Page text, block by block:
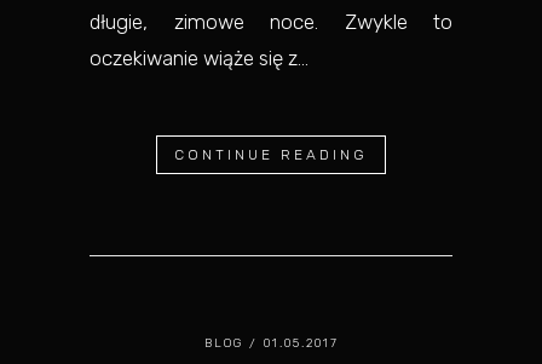
długie, zimowe noce. Zwykle to
oczekiwanie wiąże się z...
CONTINUE READING
BLOG / 01.05.2017